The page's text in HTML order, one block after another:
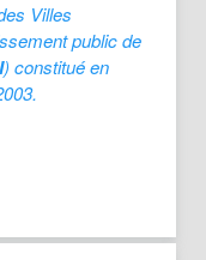
Villes
public de
) constitué en